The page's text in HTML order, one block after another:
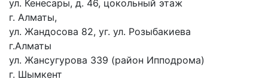
ул. Кенесары, д. 46, цокольный этаж
г. Алматы,
ул. Жандосова 82, уг. ул. Розыбакиева
г.Алматы
ул. Жансугурова 339 (район Ипподрома)
г. Шымкент